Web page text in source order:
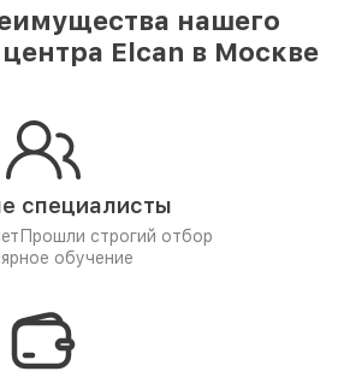
нашего
Elcan в Москве
специалисты
Прошли строгий отбор
обучение